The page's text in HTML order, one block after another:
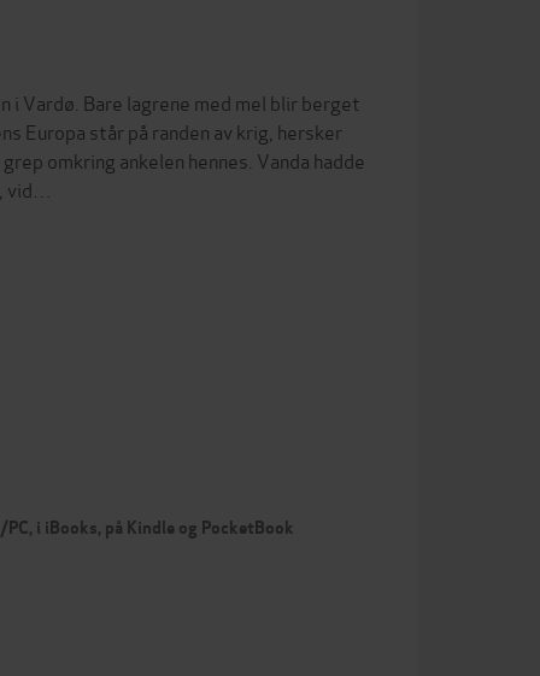
Vardø. Bare lagrene med mel blir berget
Europa står på randen av krig, hersker
omkring ankelen hennes. Vanda hadde
i iBooks, på Kindle og PocketBook